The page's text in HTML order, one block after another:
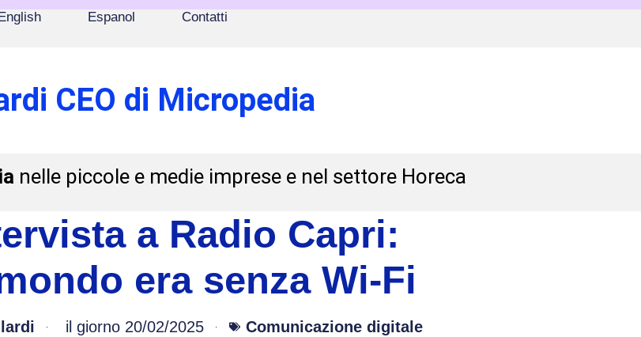
Espanol Contatti
CEO di Micropedia
nelle piccole e medie imprese e nel settore Horeca
a Radio Capri:
era senza Wi-Fi
il giorno 20/02/2025 Comunicazione digitale